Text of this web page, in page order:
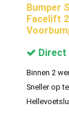
Bumper
Facelift
Direct
Binnen 2
Sneller op